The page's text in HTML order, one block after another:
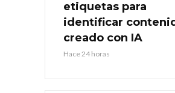
etiquetas para
identificar
creado con IA
Hace 24 horas